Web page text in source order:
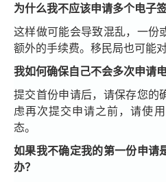
为什么我不应该申请多个电子签
这样做可能会导致混乱，一份
额外的手续费。移民局也可能
我如何确保自己不会多次申请
提交首份申请后，请保存您的
虑再次提交申请之前，请使
态。
如果我不确定我的第一份申请
办？